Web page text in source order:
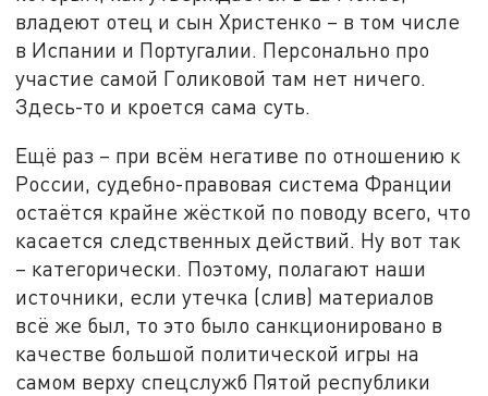
владеют отец и сын Христенко – в том числе
в Испании и Португалии. Персонально про
участие самой Голиковой там нет ничего.
Здесь-то и кроется сама суть.
Ещё раз – при всём негативе по отношению к
России, судебно-правовая система Франции
остаётся крайне жёсткой по поводу всего, что
касается следственных действий. Ну вот так
– категорически. Поэтому, полагают наши
источники, если утечка (слив) материалов
всё же был, то это было санкционировано в
качестве большой политической игры на
самом верху спецслужб Пятой республики